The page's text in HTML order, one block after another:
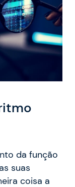
da função
suas
coisa a